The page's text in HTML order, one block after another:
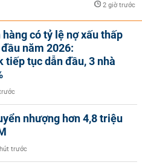
2 giờ trước
hàng có tỷ lệ nợ xấu thấp
năm 2026:
tiếp tục dẫn đầu, 3 nhà
nhượng hơn 4,8 triệu
trước